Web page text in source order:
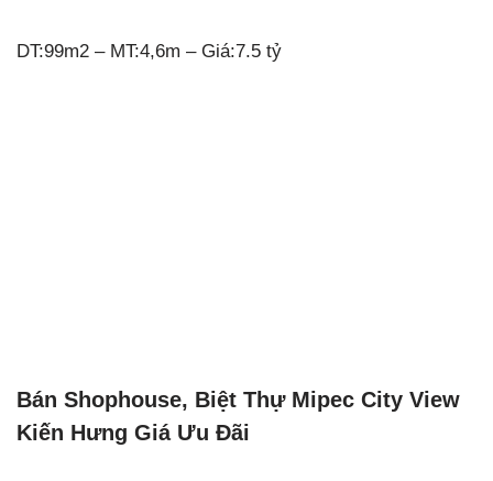
DT:99m2 – MT:4,6m – Giá:7.5 tỷ
Bán Shophouse, Biệt Thự Mipec City View
Kiến Hưng Giá Ưu Đãi